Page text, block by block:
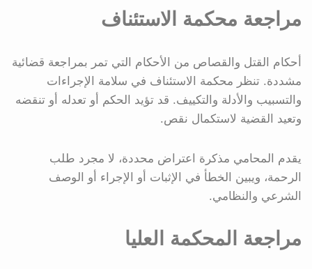
مراجعة محكمة الاستئناف
أحكام القتل والقصاص من الأحكام التي تمر بمراجعة قضائية
مشددة. تنظر محكمة الاستئناف في سلامة الإجراءات
والتسبيب والأدلة والتكييف. قد تؤيد الحكم أو تعدله أو تنقضه
وتعيد القضية لاستكمال نقص.
يقدم المحامي مذكرة اعتراض محددة، لا مجرد طلب
الرحمة، ويبين الخطأ في الإثبات أو الإجراء أو الوصف
الشرعي والنظامي.
مراجعة المحكمة العليا